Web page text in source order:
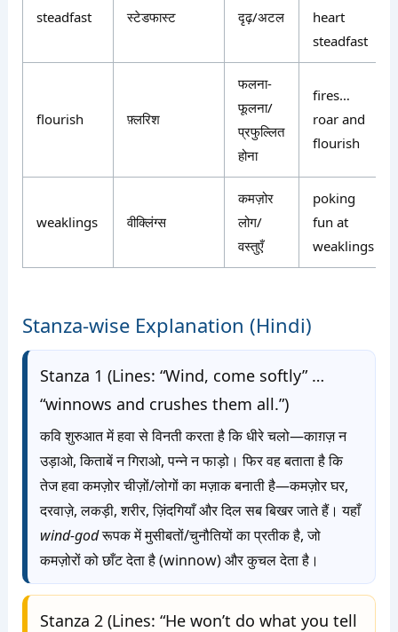
steadfast स्टेडफास्ट दृढ़/अटल
heart
steadfast
flourish फ़्लरिश
फलना-
फूलना/
प्रफुल्लित
होना
fires…
roar and
flourish
weaklings वीक्लिंग्स
कमज़ोर
लोग/
वस्तुएँ
poking
fun at
weaklings
Stanza-wise Explanation (Hindi)
Stanza 1 (Lines: “Wind, come softly” …
“winnows and crushes them all.”)
कवि शुरुआत में हवा से विनती करता है कि धीरे चलो—काग़ज़ न
उड़ाओ, किताबें न गिराओ, पन्ने न फाड़ो। फिर वह बताता है कि
तेज हवा कमज़ोर चीज़ों/लोगों का मज़ाक बनाती है—कमज़ोर घर,
दरवाज़े, लकड़ी, शरीर, ज़िंदगियाँ और दिल सब बिखर जाते हैं। यहाँ
wind-godरूपक में मुसीबतों/चुनौतियों का प्रतीक है, जो
कमज़ोरों को छाँट देता है (winnow) और कुचल देता है।
Stanza 2 (Lines: “He won’t do what you tell